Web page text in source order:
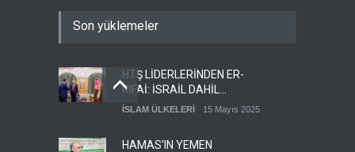
Son yüklemeler
HTŞ LİDERLERİNDEN ER-
RIFAİ: İSRAİL DAHİL
HERKESLE BARIŞ
İSLAM ÜLKELERİ 15 Mayıs 2025
HAMAS'IN YEMEN